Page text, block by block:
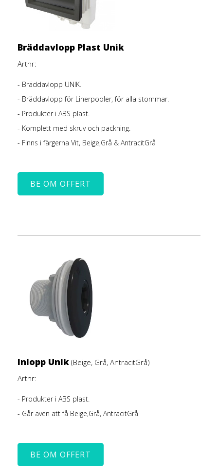
Bräddavlopp Plast Unik
Artnr:
- Bräddavlopp UNIK.
- Bräddavlopp för Linerpooler, för alla stommar.
- Produkter i ABS plast.
- Komplett med skruv och packning.
- Finns i färgerna Vit, Beige,Grå & AntracitGrå
BE OM OFFERT
Inlopp Unik(Beige, Grå, AntracitGrå)
Artnr:
- Produkter i ABS plast.
- Går även att få Beige,Grå, AntracitGrå
BE OM OFFERT